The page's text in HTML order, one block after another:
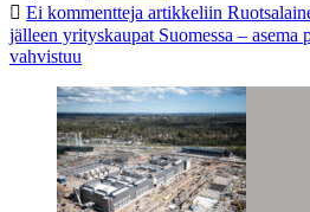
Ei kommentteja artikkeliin
jälleen yrityskaupat Suomessa – asema
vahvistuu